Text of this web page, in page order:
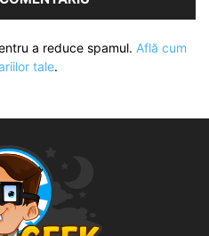
a reduce spamul. Află cum
tale.